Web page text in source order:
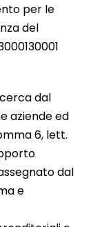
per le
del
dal
aziende ed
6, lett.
dal
e